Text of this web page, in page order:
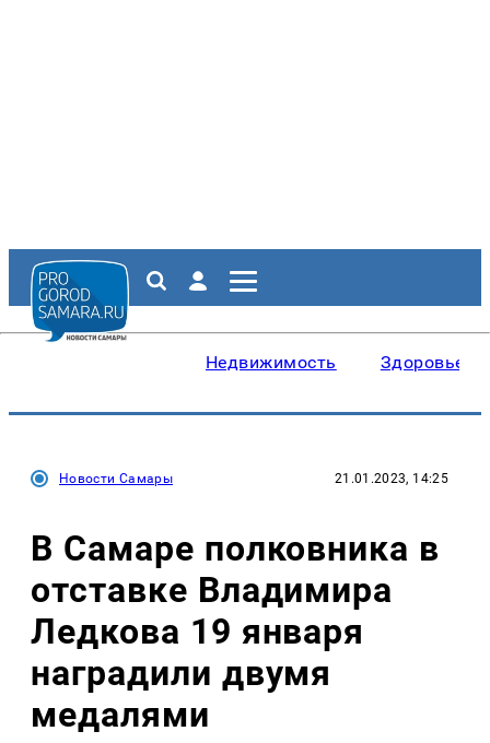
Недвижимость Здоровье
Новости Самары 21.01.2023, 14:25
В Самаре полковника в
отставке Владимира
Ледкова 19 января
наградили двумя
медалями